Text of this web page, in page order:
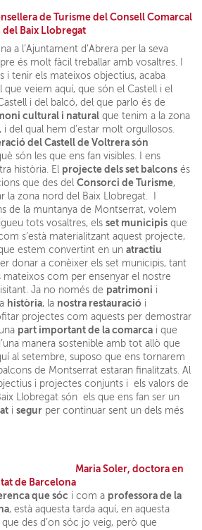
de Turisme del Consell Comarcal
del Baix Llobregat
a l’Ajuntament d’Abrera per la seva
és molt fàcil treballar amb vosaltres. I
i tenir els mateixos objectius, acaba
veiem aquí, que són el Castell i el
i del balcó, del que parlo és de
cultural i natural que tenim a la zona
i del qual hem d’estar molt orgullosos.
del Castell de Voltrera són
són les que ens fan visibles. I ens
història. El projecte dels set balcons és
que des delConsorci de Turisme,
la zona nord del Baix Llobregat. I
de la muntanya de Montserrat, volem
tots vosaltres, elsset municipis que
s’està materialitzant aquest projecte,
estem convertint en unatractiu
donar a conèixer els set municipis, tant
com per ensenyar el nostre
Ja no només de patrimoni i
història, la nostra restauració i
projectes com aquests per demostrar
part important de la comarca i que
manera sostenible amb tot allò que
al setembre, suposo que ens tornarem
de Montserrat estaran finalitzats. Al
i projectes conjunts i els valors de
Llobregat són els que ens fan ser un
isegur per continuar sent un dels més
doctora en
de Barcelona
que sóc i com a professora de la
, està aquesta tarda aquí, en aquesta
des d’on sóc jo veig, però que